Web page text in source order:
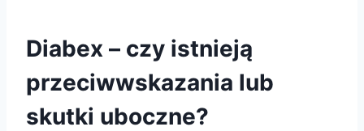
Diabex – czy istnieją
przeciwwskazania lub
skutki uboczne?